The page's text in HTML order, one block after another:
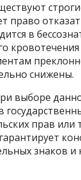
право
в
снижены.
выборе
прав или
знаков